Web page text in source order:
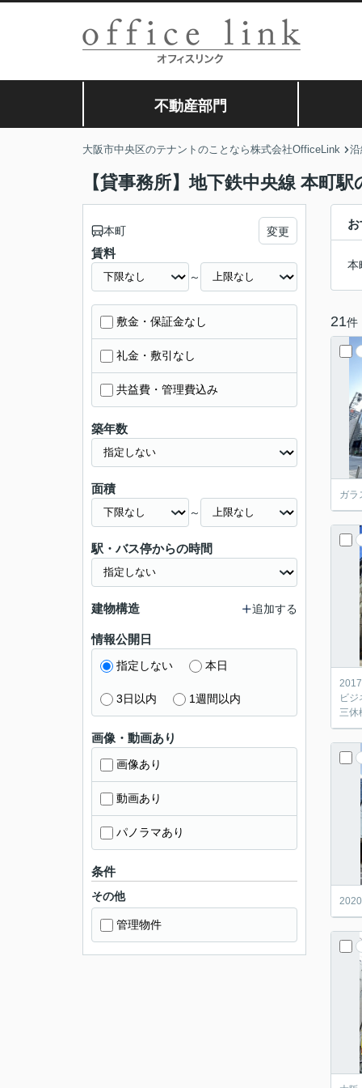
不動産部門
大阪市中央区のテナントのことなら株式会社OfficeLink
【貸事務所】地下鉄中央線 本町駅
本
21件
ガラ
ビ
三休
本町 変更
賃料
～
敷金・保証金なし
礼金・敷引なし
共益費・管理費込み
築年数
面積
～
駅・バス停からの時間
建物構造 追加する
情報公開日
指定しない 本日
3日以内 1週間以内
画像・動画あり
画像あり
動画あり
パノラマあり
条件
その他
管理物件